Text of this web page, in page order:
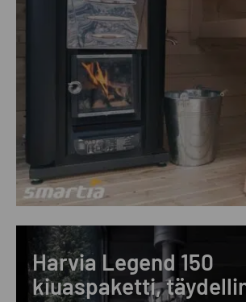
Harvia Legend 150
kiuaspaketti,